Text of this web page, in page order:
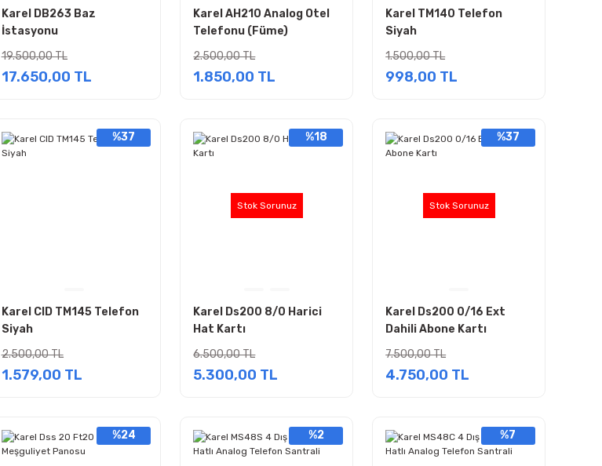
Karel DB263 Baz
İstasyonu
19.500,00 TL
17.650,00 TL
Karel AH210 Analog Otel
Telefonu (Füme)
2.500,00 TL
1.850,00 TL
Karel TM140 Telefon
Siyah
1.500,00 TL
998,00 TL
%37
Karel CID TM145 Telefon
Siyah
2.500,00 TL
1.579,00 TL
Stok Sorunuz
%18
Karel Ds200 8/0 Harici
Hat Kartı
6.500,00 TL
5.300,00 TL
Stok Sorunuz
%37
Karel Ds200 0/16 Ext
Dahili Abone Kartı
7.500,00 TL
4.750,00 TL
%24 %2 %7